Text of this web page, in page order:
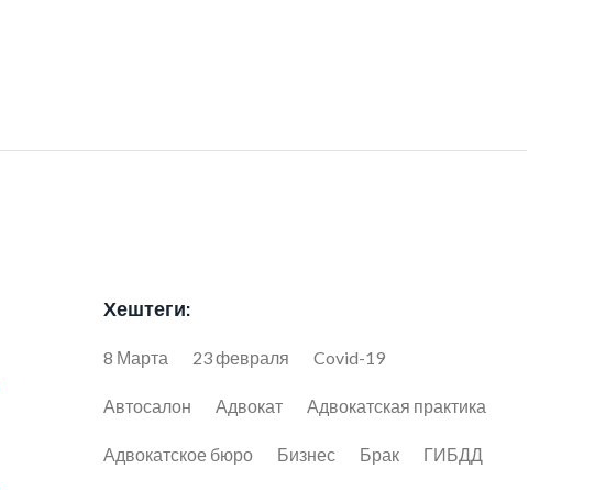
Хештеги:
8 Марта 23 февраля Covid-19
Автосалон Адвокат Адвокатская практика
Адвокатское бюро Бизнес Брак ГИБДД